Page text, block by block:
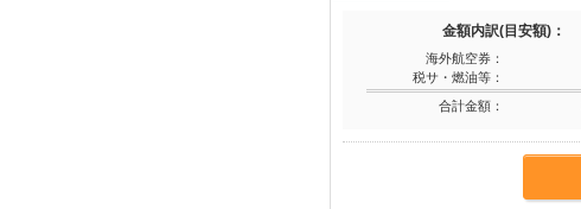
金額内訳(目安額)：
海外航空券：
税サ・燃油等：
合計金額：